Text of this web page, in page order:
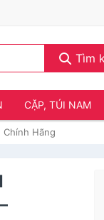
Tìm
CẶP, TÚI NAM
Chính Hãng